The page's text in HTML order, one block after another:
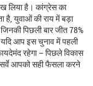
लिया है। कांग्रेस का
है, युवाओं की राय में बड़ा
पिछली बार जीत 78%
आप इस चुनाव में पहली
रहेगा – पिछले विकास
सर्वे आपको सही फैसला करने